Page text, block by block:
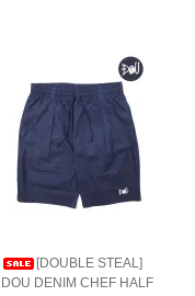
[DOUBLE STEAL]
DOU DENIM CHEF HALF